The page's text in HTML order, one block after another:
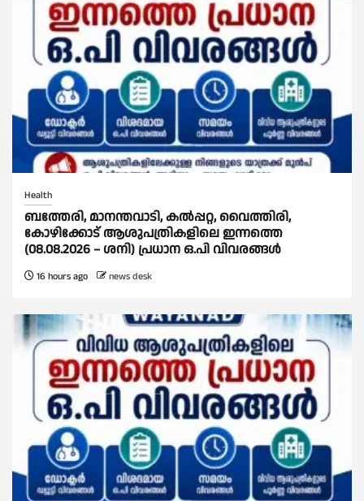
Health
ബത്തേരി, മാനന്തവാടി, കൽപ്പറ്റ, വൈത്തിരി,
കോഴിക്കോട് ആശുപത്രികളിലെ ഇന്നത്തെ
(08.08.2026 – ശനി) പ്രധാന ഒ.പി വിവരങ്ങൾ
16 hours ago news desk